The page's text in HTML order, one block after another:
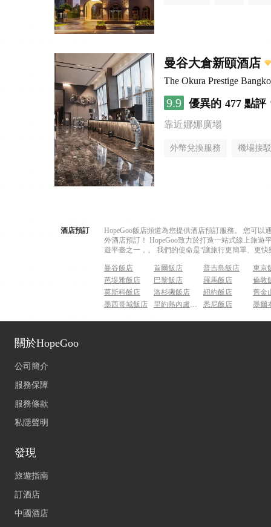
曼谷大倉新頤酒店
The Okura Prestige
9.9 優異的 477 點評
靠近娜娜廣場
外幣兌換服務 機場接
酒店預訂
HopeGoo飯店頻道為您提供酒店預訂服務。 您可
外酒店預訂！ HopeGoo致力於打造一站式線上旅
遊平臺之一，。 我們的使命是“讓旅行更簡單、更
曼谷飯店 首爾飯店 普吉島飯店
東京
芭堤雅飯店
巴黎飯店 羅馬飯店
倫敦
莫斯科飯店
洛杉磯飯店 紐約飯店
舊金
墨西哥城飯店
里約熱內盧飯店 悉尼飯店 墨爾
關於HopeGoo
公司簡介
服務保障
服務條款
私隱聲明
發現
旅遊指南
訂酒店
中國酒店